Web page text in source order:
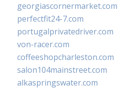
georgiascornermarket.com
perfectfit24-7.com
portugalprivatedriver.com
von-racer.com
coffeeshopcharleston.com
salon104mainstreet.com
alkaspringswater.com